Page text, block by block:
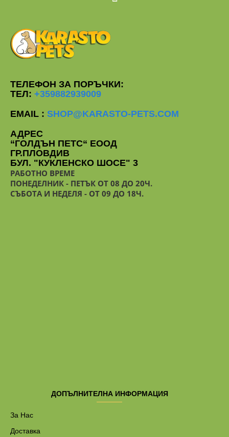
ТЕЛЕФОН ЗА ПОРЪЧКИ:
ТЕЛ: +359882939009
EMAIL : SHOP@KARASTO-PETS.COM
АДРЕС
“ГОЛДЪН ПЕТС“ ЕООД
ГР.ПЛОВДИВ
БУЛ. "КУКЛЕНСКО ШОСЕ" 3
РАБОТНО ВРЕМЕ
ПОНЕДЕЛНИК - ПЕТЪК ОТ 08 ДО 20Ч.
СЪБОТА И НЕДЕЛЯ - ОТ 09 ДО 18Ч.
ДОПЪЛНИТЕЛНА ИНФОРМАЦИЯ
За Нас
Доставка